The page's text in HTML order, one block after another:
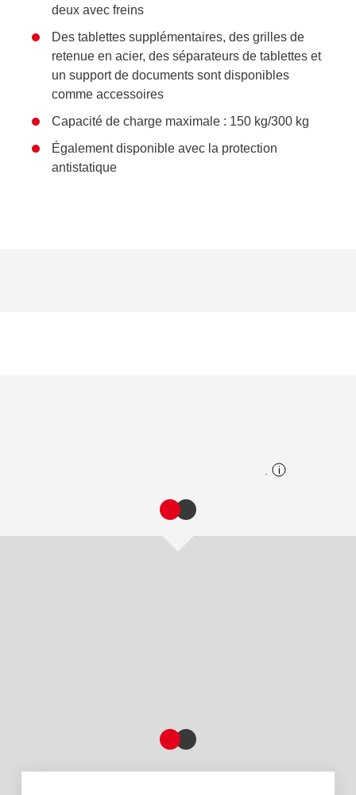
deux avec freins
Des tablettes supplémentaires, des grilles de
retenue en acier, des séparateurs de tablettes et
un support de documents sont disponibles
comme accessoires
Capacité de charge maximale : 150 kg/300 kg
Également disponible avec la protection
antistatique